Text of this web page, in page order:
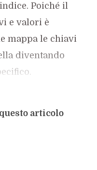
Poiché il
e valori è
mappa le chiavi
diventando
articolo